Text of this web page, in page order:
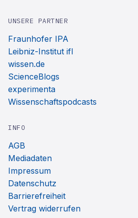
UNSERE PARTNER
Fraunhofer IPA
Leibniz-Institut ifl
wissen.de
ScienceBlogs
experimenta
Wissenschaftspodcasts
INFO
AGB
Mediadaten
Impressum
Datenschutz
Barrierefreiheit
Vertrag widerrufen